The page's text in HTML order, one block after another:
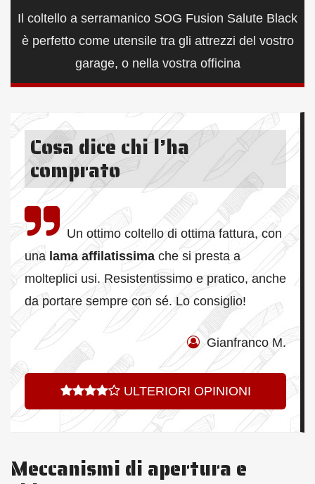
Il coltello a serramanico SOG Fusion Salute Black
è perfetto come utensile tra gli attrezzi del vostro
garage, o nella vostra officina
Cosa dice chi l’ha
comprato
Un ottimo coltello di ottima fattura, con
una lama affilatissima che si presta a
molteplici usi. Resistentissimo e pratico, anche
da portare sempre con sé. Lo consiglio!
Gianfranco M.
ULTERIORI OPINIONI
Meccanismi di apertura e